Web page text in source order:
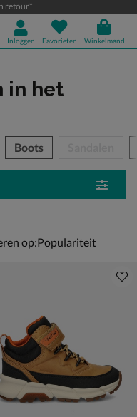
retour*
Inloggen Favorieten Winkelmand
in het
Boots
op: